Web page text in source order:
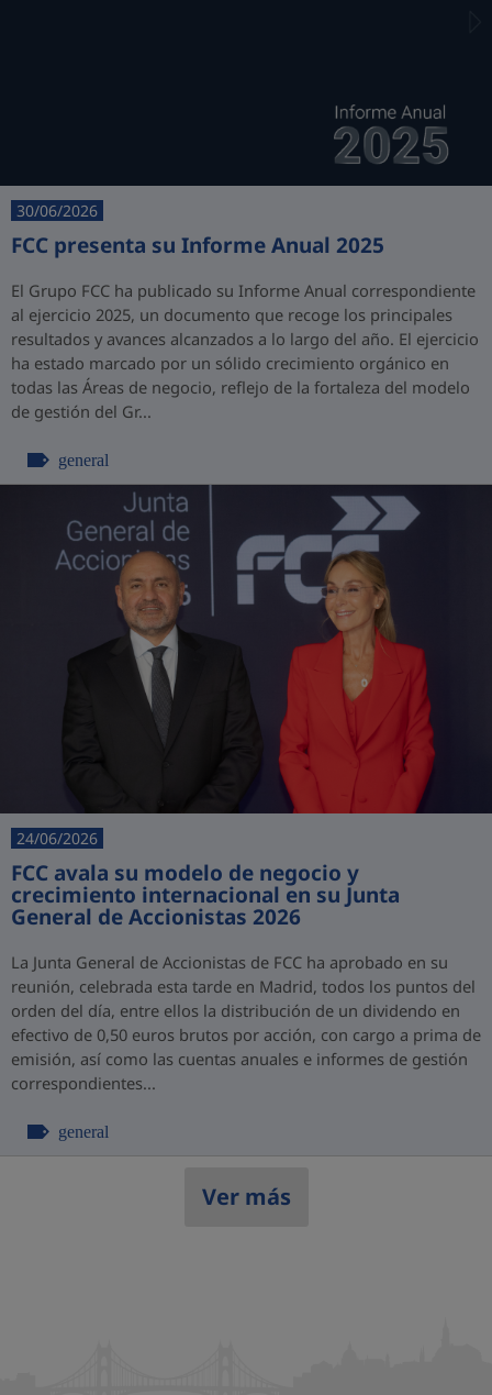
30/06/2026
FCC presenta su Informe Anual 2025
El Grupo FCC ha publicado su Informe Anual correspondiente
al ejercicio 2025, un documento que recoge los principales
resultados y avances alcanzados a lo largo del año. El ejercicio
ha estado marcado por un sólido crecimiento orgánico en
todas las Áreas de negocio, reflejo de la fortaleza del modelo
de gestión del Gr...
general
24/06/2026
FCC avala su modelo de negocio y
crecimiento internacional en su Junta
General de Accionistas 2026
La Junta General de Accionistas de FCC ha aprobado en su
reunión, celebrada esta tarde en Madrid, todos los puntos del
orden del día, entre ellos la distribución de un dividendo en
efectivo de 0,50 euros brutos por acción, con cargo a prima de
emisión, así como las cuentas anuales e informes de gestión
correspondientes...
general
Ver más